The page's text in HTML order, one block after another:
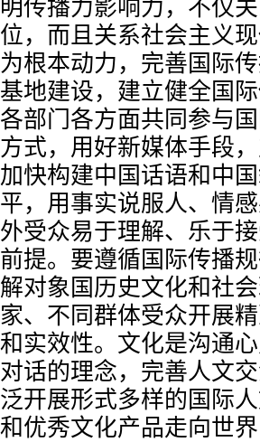
明传播力影响力，不仅
位，而且关系社会主义
为根本动力，完善国际
基地建设，建立健全国
各部门各方面共同参与
方式，用好新媒体手段
加快构建中国话语和中
平，用事实说服人、情
外受众易于理解、乐于
前提。要遵循国际传播
解对象国历史文化和社
家、不同群体受众开展
和实效性。文化是沟通
对话的理念，完善人文
泛开展形式多样的国际
和优秀文化产品走向世